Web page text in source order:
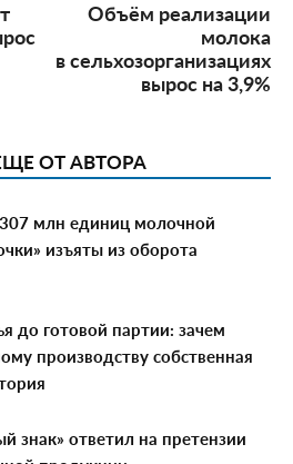
Объём реализации
молока
в сельхозорганизациях
вырос на 3,9%
ОТ АВТОРА
млн единиц молочной
изъяты из оборота
до готовой партии: зачем
производству собственная
знак» ответил на претензии